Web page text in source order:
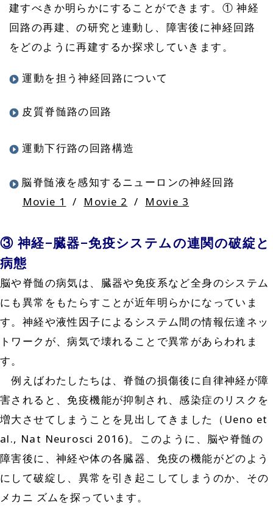
建すべきか明らかにすることができます。① 神経
回路の再建、の研究と連動し、障害後に神経回路
をどのように再建するか探求していきます。
運動を担う神経回路について
皮質脊髄路の回路
運動下行路の回路構造
脳脊髄液を感知するニューロンの神経回路
Movie 1 / Movie 2 / Movie 3
③ 神経−臓器−免疫システムの連関の破綻と
病態
脳や脊髄の病気は、臓器や免疫系など全身のシステム
にも異常をもたらすことが近年明らかになっていま
す。神経や液性因子によるシステム間の情報伝達ネッ
トワークが、病気で壊れることで異常があらわれま
す。
例えばわたしたちは、脊髄の損傷後に自律神経が障
害されると、免疫機能が抑制され、感染症のリスクを
増大させてしまうことを見出してきました（Ueno et
al., Nat Neurosci 2016)。このように、脳や脊髄の
障害後に、神経や体の各臓器、免疫の機能がどのよう
にして破綻し、異常を引き起こしてしまうのか、その
メカニ ズムを探っています。